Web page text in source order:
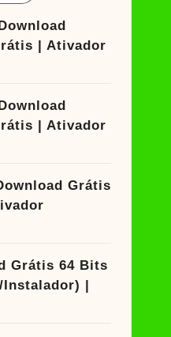
| Ativador
| Ativador
Grátis
Grátis 64 Bits
Instalador) |